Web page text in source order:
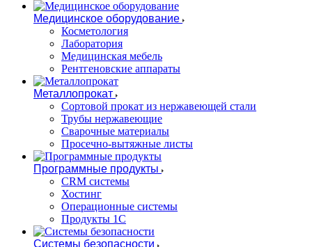
Медицинское оборудование
Косметология
Лаборатория
Медицинская мебель
Рентгеновские аппараты
Металлопрокат
Сортовой прокат из нержавеющей стали
Трубы нержавеющие
Сварочные материалы
Просечно-вытяжные листы
Программные продукты
CRM системы
Хостинг
Операционные системы
Продукты 1С
Системы безопасности